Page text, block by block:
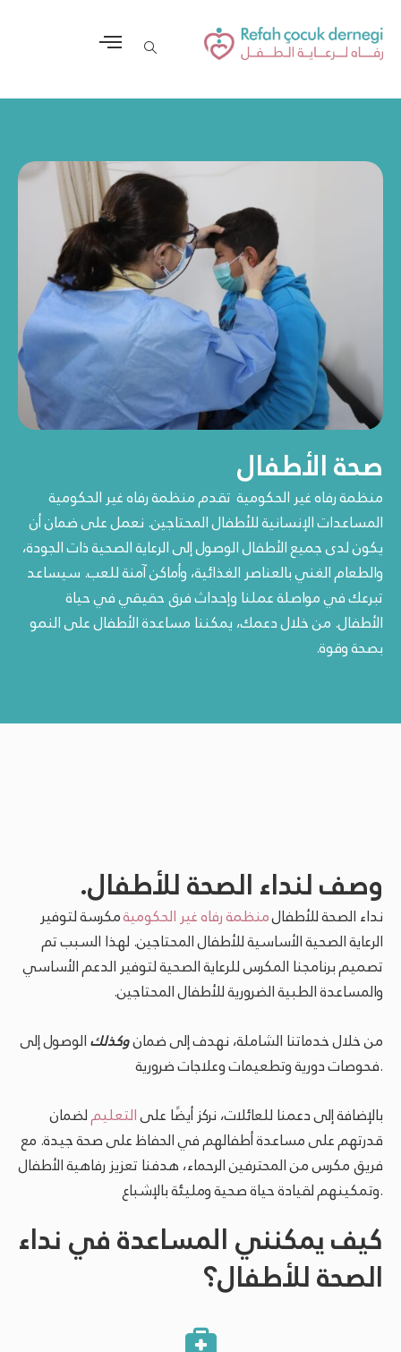
صحة الأطفال
منظمة رفاه غير الحكومية تقدم منظمة رفاه غير الحكومية
المساعدات الإنسانية للأطفال المحتاجين. نعمل على ضمان أن
يكون لدى جميع الأطفال الوصول إلى الرعاية الصحية ذات الجودة،
والطعام الغني بالعناصر الغذائية، وأماكن آمنة للعب. سيساعد
تبرعك في مواصلة عملنا وإحداث فرق حقيقي في حياة
الأطفال. من خلال دعمك، يمكننا مساعدة الأطفال على النمو
بصحة وقوة.
وصف لنداء الصحة للأطفال.
نداء الصحة للأطفالمنظمة رفاه غير الحكوميةمكرسة لتوفير
الرعاية الصحية الأساسية للأطفال المحتاجين. لهذا السبب تم
تصميم برنامجنا المكرس للرعاية الصحية لتوفير الدعم الأساسي
والمساعدة الطبية الضرورية للأطفال المحتاجين.
من خلال خدماتنا الشاملة، نهدف إلى ضمانوكذلكالوصول إلى
فحوصات دورية وتطعيمات وعلاجات ضرورية.
بالإضافة إلى دعمنا للعائلات، نركز أيضًا علىالتعليملضمان
قدرتهم على مساعدة أطفالهم في الحفاظ على صحة جيدة. مع
فريق مكرس من المحترفين الرحماء، هدفنا تعزيز رفاهية الأطفال
وتمكينهم لقيادة حياة صحية ومليئة بالإشباع.
كيف يمكنني المساعدة في نداء
الصحة للأطفال؟